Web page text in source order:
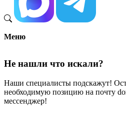
Меню
Не нашли что искали?
Наши специалисты подскажут!
необходимую позицию на почту
мессенджер!